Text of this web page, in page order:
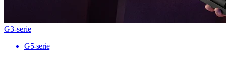
G3-serie
G5-serie